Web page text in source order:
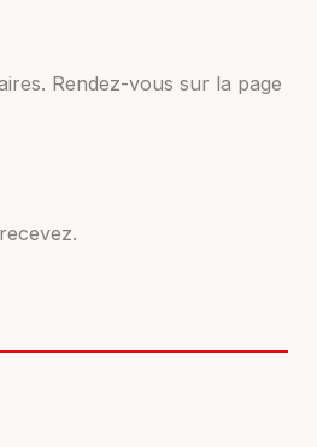
Rendez-vous sur la page